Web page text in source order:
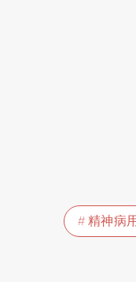
精神病